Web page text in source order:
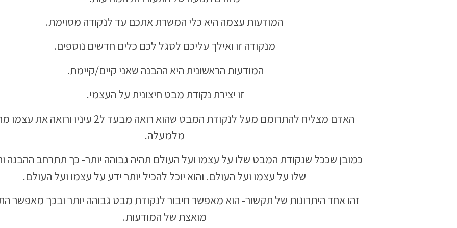
המודעות עצמה היא כלי המשרת אתכם עד לנקודה מסוימת.
מנקודה זו ואילך עליכם לסגל לכם כלים חדשים נוספים.
המודעות הראשונית היא ההבנה שאני קיים/קיימת.
זו יצירת נקודת מבט חיצונית על העצמי.
האדם מצליח להתרומם מעל לנקודת המבט שהוא רואה מבעד ל2 עיניו
מלמעלה.
כמובן שככל שנקודת המבט שלו על עצמו ועל העולם תהיה גבוהה יותר- כך תתרחב ההבנה
שלו על עצמו ועל העולם. והוא יוכל להכיל יותר ידע על עצמו ועל העולם.
זהו אחד היתרונות של תקשור- הוא מאפשר חיבור לנקודת מבט גבוהה יותר ובכך מאפשר
מואצת של המודעות.